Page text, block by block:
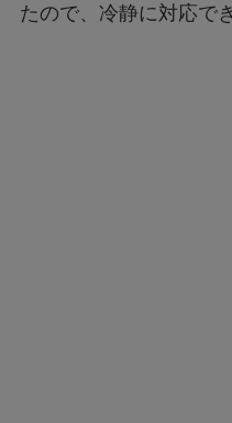
たので、冷静に対応で